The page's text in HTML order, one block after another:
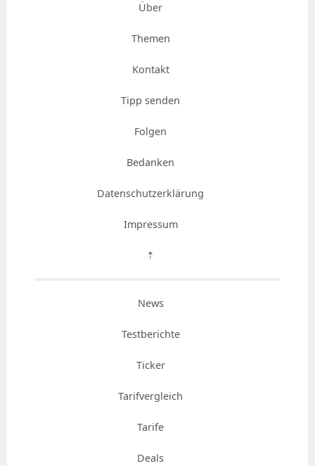
Über
Themen
Kontakt
Tipp senden
Folgen
Bedanken
Datenschutzerklärung
Impressum
⇡
News
Testberichte
Ticker
Tarifvergleich
Tarife
Deals